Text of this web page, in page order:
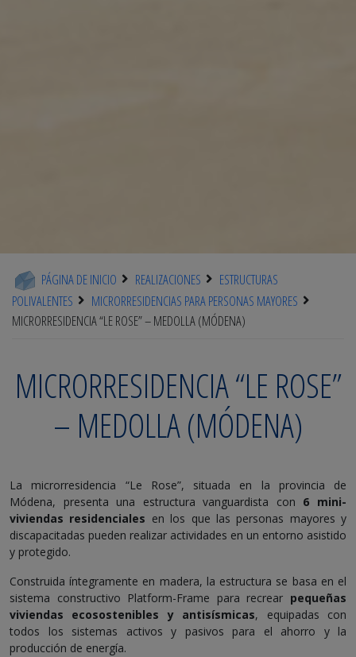
PÁGINA DE INICIO REALIZACIONES
ESTRUCTURAS
POLIVALENTES
MICRORRESIDENCIAS PARA PERSONAS MAYORES
MICRORRESIDENCIA “LE ROSE” – MEDOLLA (MÓDENA)
MICRORRESIDENCIA “LE ROSE”
– MEDOLLA (MÓDENA)
La microrresidencia “Le Rose”, situada en la provincia de
Módena, presenta una estructura vanguardista con 6 mini-
viviendas residenciales en los que las personas mayores y
discapacitadas pueden realizar actividades en un entorno asistido
y protegido.
Construida íntegramente en madera, la estructura se basa en el
sistema constructivo Platform-Frame para recrear pequeñas
viviendas ecosostenibles y antisísmicas, equipadas con
todos los sistemas activos y pasivos para el ahorro y la
producción de energía.